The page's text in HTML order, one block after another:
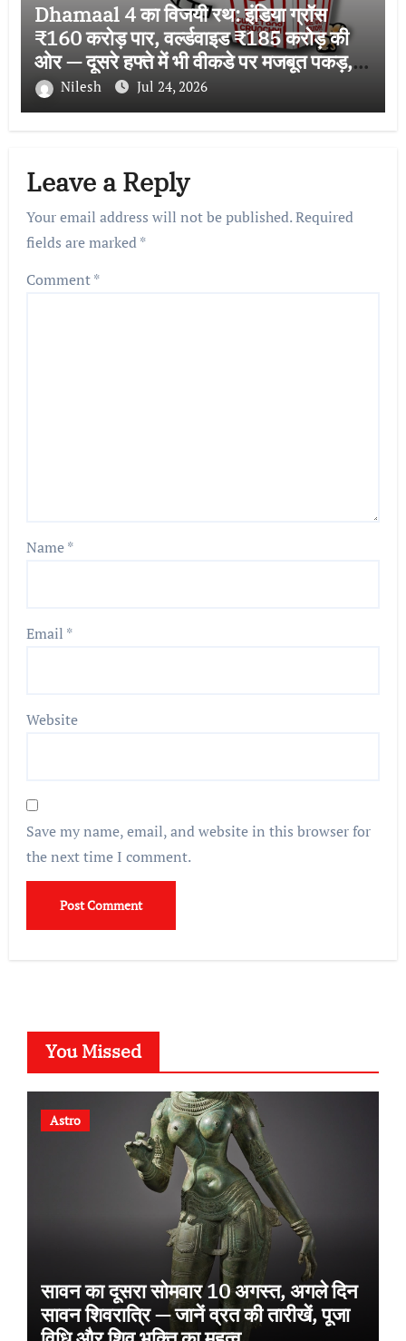
Dhamaal 4 का विजयी रथ: इंडिया ग्रॉस
₹160 करोड़ पार, वर्ल्डवाइड ₹185 करोड़ की
ओर — दूसरे हफ्ते में भी वीकडे पर मजबूत पकड़,
बनी फ्रेंचाइजी की सबसे बड़ी हिट
Nilesh Jul 24, 2026
Leave a Reply
Your email address will not be published.Required
fields are marked*
Comment*
Name*
Email *
Website
Save my name, email, and website in this browser for
the next time I comment.
You Missed
Astro
सावन का दूसरा सोमवार 10 अगस्त, अगले दिन
सावन शिवरात्रि — जानें व्रत की तारीखें, पूजा